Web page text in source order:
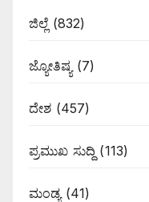
ಜಿಲ್ಲೆ (832)
ಜ್ಯೋತಿಷ್ಯ (7)
ದೇಶ (457)
ಪ್ರಮುಖ ಸುದ್ದಿ (113)
ಮಂಡ್ಯ(41)